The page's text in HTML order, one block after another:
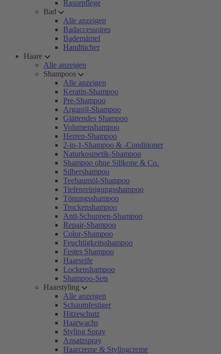
Rasurpflege
Bad
Alle anzeigen
Badaccessoires
Bademäntel
Handtücher
Haare
Alle anzeigen
Shampoos
Alle anzeigen
Keratin-Shampoo
Pre-Shampoo
Arganöl-Shampoo
Glättendes Shampoo
Volumenshampoo
Herren-Shampoo
2-in-1-Shampoo & -Conditioner
Naturkosmetik-Shampoo
Shampoo ohne Silikone & Co.
Silbershampoo
Teebaumöl-Shampoo
Tiefenreinigungsshampoo
Tönungsshampoo
Trockenshampoo
Anti-Schuppen-Shampoo
Repair-Shampoo
Color-Shampoo
Feuchtigkeitsshampoo
Festes Shampoo
Haarseife
Lockenshampoo
Shampoo-Sets
Haarstyling
Alle anzeigen
Schaumfestiger
Hitzeschutz
Haarwachs
Styling Spray
Ansatzspray
Haarcreme & Stylingcreme